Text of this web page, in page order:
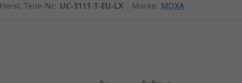
Herst. Teile-Nr.: UC-3111-T-EU-LX Marke: MOXA